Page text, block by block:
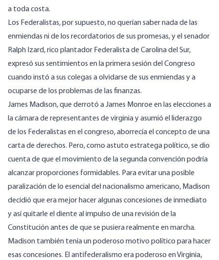
a toda costa.
Los Federalistas, por supuesto, no querían saber nada de las
enmiendas ni de los recordatorios de sus promesas, y el senador
Ralph Izard, rico plantador Federalista de Carolina del Sur,
expresó sus sentimientos en la primera sesión del Congreso
cuando instó a sus colegas a olvidarse de sus enmiendas y a
ocuparse de los problemas de las finanzas.
James Madison, que derrotó a James Monroe en las elecciones a
la cámara de representantes de virginia y asumió el liderazgo
de los Federalistas en el congreso, aborrecía el concepto de una
carta de derechos. Pero, como astuto estratega político, se dio
cuenta de que el movimiento de la segunda convención podría
alcanzar proporciones formidables. Para evitar una posible
paralización de lo esencial del nacionalismo americano, Madison
decidió que era mejor hacer algunas concesiones de inmediato
y así quitarle el diente al impulso de una revisión de la
Constitución antes de que se pusiera realmente en marcha.
Madison también tenía un poderoso motivo político para hacer
esas concesiones. El antifederalismo era poderoso en Virginia,